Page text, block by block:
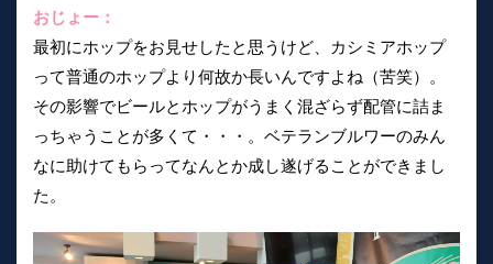
おじょー：
最初にホップをお見せしたと思うけど、カシミアホップ
って普通のホップより何故か長いんですよね（苦笑）。
その影響でビールとホップがうまく混ざらず配管に詰ま
っちゃうことが多くて・・・。ベテランブルワーのみん
なに助けてもらってなんとか成し遂げることができまし
た。